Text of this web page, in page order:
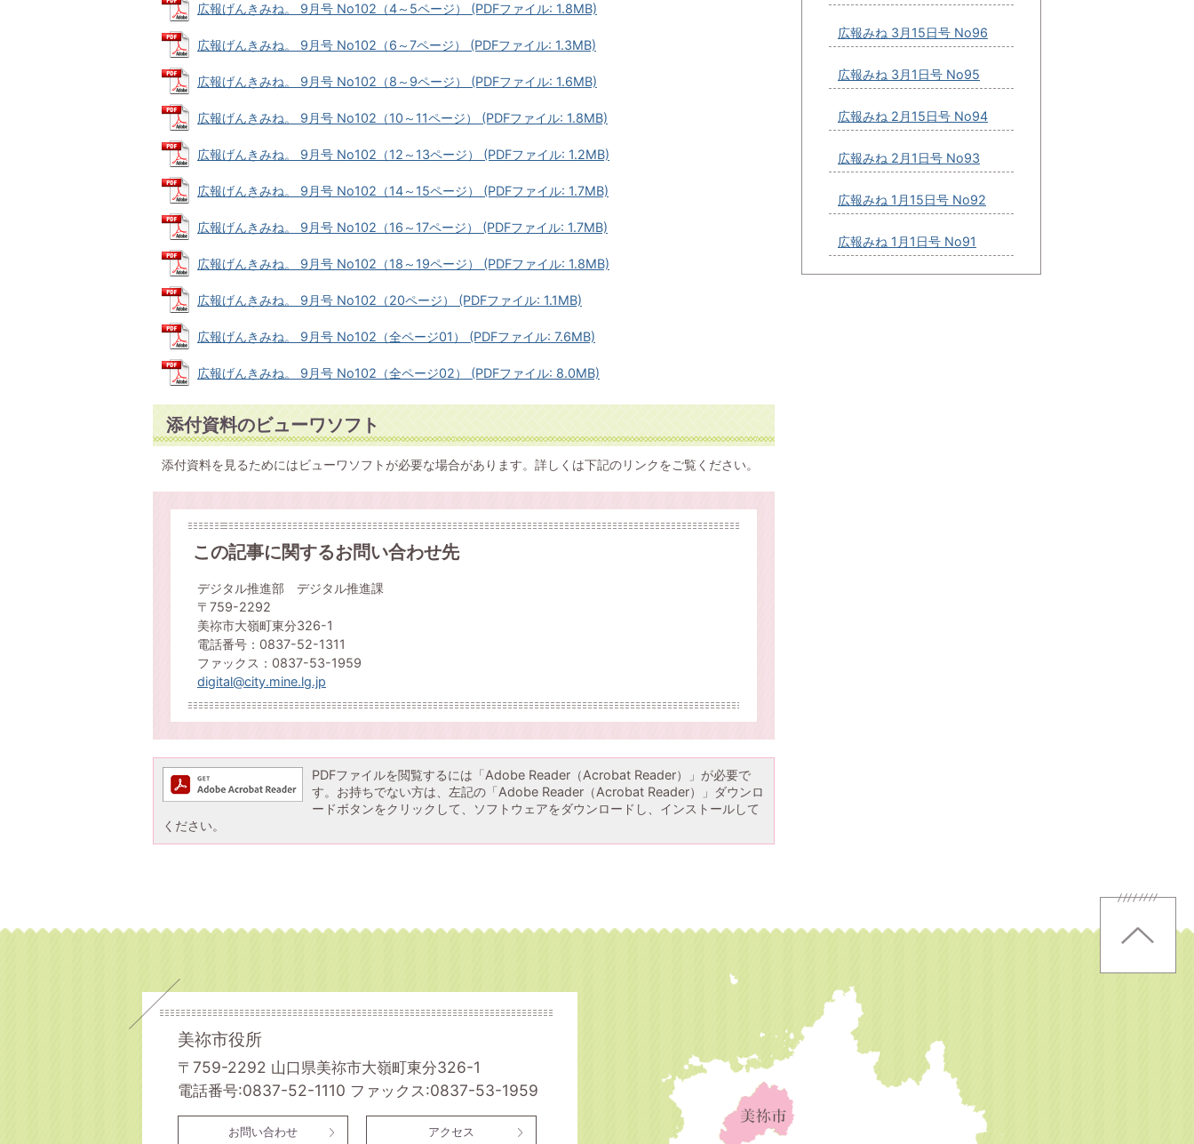
広報げんきみね。 9月号 No102（4～5ページ） (PDFファイル: 1.8MB)
広報げんきみね。 9月号 No102（6～7ページ） (PDFファイル: 1.3MB)
広報げんきみね。 9月号 No102（8～9ページ） (PDFファイル: 1.6MB)
広報げんきみね。 9月号 No102（10～11ページ） (PDFファイル: 1.8MB)
広報げんきみね。 9月号 No102（12～13ページ） (PDFファイル: 1.2MB)
広報げんきみね。 9月号 No102（14～15ページ） (PDFファイル: 1.7MB)
広報げんきみね。 9月号 No102（16～17ページ） (PDFファイル: 1.7MB)
広報げんきみね。 9月号 No102（18～19ページ） (PDFファイル: 1.8MB)
広報げんきみね。 9月号 No102（20ページ） (PDFファイル: 1.1MB)
広報げんきみね。 9月号 No102（全ページ01） (PDFファイル: 7.6MB)
広報げんきみね。 9月号 No102（全ページ02） (PDFファイル: 8.0MB)
添付資料のビューワソフト
添付資料を見るためにはビューワソフトが必要な場合があります。詳しくは下記のリンクをご覧ください。
この記事に関するお問い合わせ先
デジタル推進部 デジタル推進課
〒759-2292
美祢市大嶺町東分326-1
電話番号：0837-52-1311
ファックス：0837-53-1959
digital@city.mine.lg.jp
PDFファイルを閲覧するには「Adobe Reader（Acrobat Reader）」が必要で
す。お持ちでない方は、左記の「Adobe Reader（Acrobat Reader）」ダウンロ
ードボタンをクリックして、ソフトウェアをダウンロードし、インストールして
ください。
広報みね 3月15日号 No96
広報みね 3月1日号 No95
広報みね 2月15日号 No94
広報みね 2月1日号 No93
広報みね 1月15日号 No92
広報みね 1月1日号 No91
美祢市役所
〒759-2292 山口県美祢市大嶺町東分326-1
電話番号:0837-52-1110 ファックス:0837-53-1959
お問い合わせ アクセス